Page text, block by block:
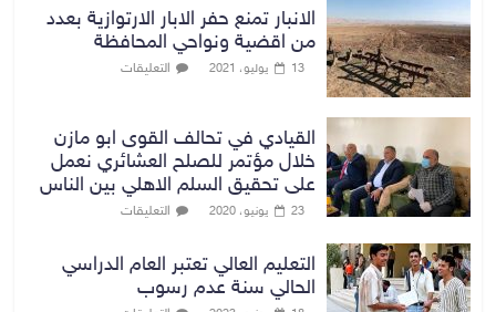
الانبار تمنع حفر الابار الارتوازية بعدد
من اقضية ونواحي المحافظة
13 يوليو، 2021 التعليقات
القيادي في تحالف القوى ابو مازن
خلال مؤتمر للصلح العشائري نعمل
على تحقيق السلم الاهلي بين الناس
23 يونيو، 2020 التعليقات
التعليم العالي تعتبر العام الدراسي
الحالي سنة عدم رسوب